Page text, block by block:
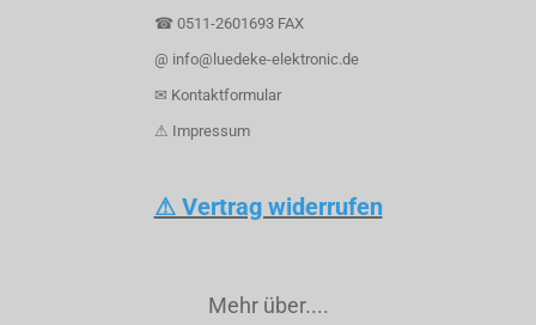
☎ 0511-2601693 FAX
@ info@luedeke-elektronic.de
✉ Kontaktformular
⚠ Impressum
⚠ Vertrag widerrufen
Mehr über....